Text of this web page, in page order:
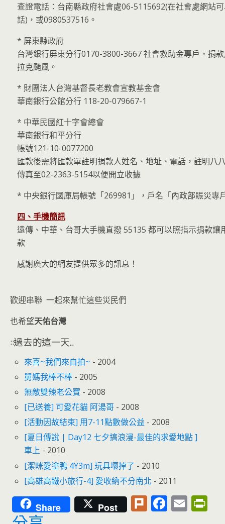
查證電話：台南縣政府社會處06-5115692(在社會處網站
話)，或0980537516。
* 屏東縣政府
台灣銀行屏東分行0170-3800-3667 社會救助金專戶，捐
拉克颱風。
* 財團法人台灣基督長老教會宣教基金會
華南銀行公館分行 118-20-079667-1
* 中華民國紅十字會總會
華南銀行和平分行
帳號121-10-0077200
匯款後需將匯款單註明捐款人姓名、地址、電話，註明八
傳真至02-2363-5154以便開立收據
* 中央銀行國庫局帳號「269981」，戶名「內政部賑災專
四、手機簡訊
遠傳、中華、台哥大手機直撥 55135 都可以照指示捐款讓
款
感謝廣大的網友提供眾多的訊息！
歡迎串聯 一起來幫忙這些災民們
也希望天佑台灣
::過去的這一天...
來喜~我們來自拍~ - 2004
舅媽我棒不棒 - 2005
無敵雙辣老公寶 - 2008
[已送養] 可愛花貓 阿湯哥 - 2008
[活動因故結束] 用7-11點數做公益 - 2008
[夏日傳說 | Day12 七夕搞浪漫-最佳的求愛地點 ]
車上 - 2010
[潔咪愛塗鴨 4Y3m] 玩具壞掉了 - 2010
[高雄高鐵小旅行-4] 愛收納不分南北 - 2011
Share Post Pl F E